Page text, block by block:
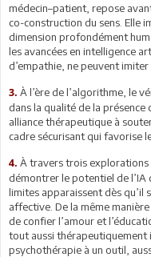
médecin–patient, repose
co-construction du sens. Elle
dimension profondément
les avancées en intelligence
d’empathie, ne peuvent imiter
3. À l’ère de l’algorithme, le
dans la qualité de la
alliance thérapeutique à
cadre sécurisant qui favorise
4. À travers trois explorations
démontrer le potentiel de l’IA
limites apparaissent dès qu’il
affective. De la même
de confier l’amour et
tout aussi thérapeutiquement
psychothérapie à un outil,